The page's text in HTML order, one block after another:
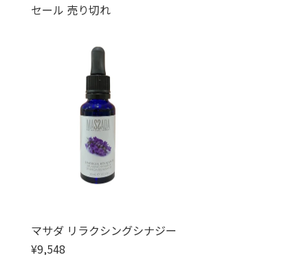
セール 売り切れ
マサダ リラクシングシナジー
通常価格
¥9,548